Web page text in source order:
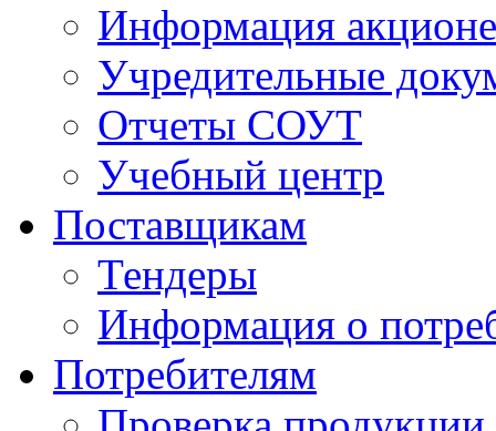
Информация
Учредительные
Отчеты СОУТ
Учебный центр
Поставщикам
Тендеры
Информация о
Потребителям